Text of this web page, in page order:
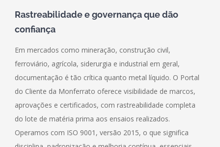
Rastreabilidade e governança que dão
confiança
Em mercados como mineração, construção civil,
ferroviário, agrícola, siderurgia e industrial em geral,
documentação é tão crítica quanto metal líquido. O Portal
do Cliente da Monferrato oferece visibilidade de marcos,
aprovações e certificados, com rastreabilidade completa
do lote de matéria prima aos ensaios realizados.
Operamos com ISO 9001, versão 2015, o que significa